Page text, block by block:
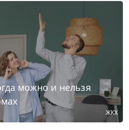
можно и нельзя
ЖКХ